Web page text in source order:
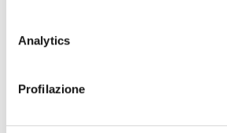
raccogliere informazioni sulla
geografica, con
Identificare il tuo dispositivo,
Analytics
Profilazione